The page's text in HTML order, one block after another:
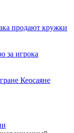
продают кружки
за игрока
Кеосаяне